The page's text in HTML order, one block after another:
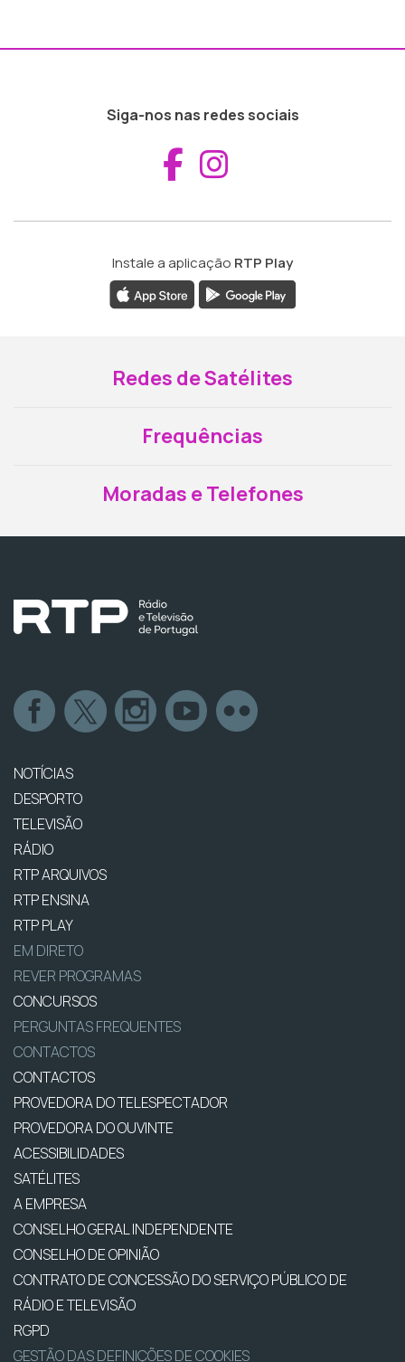
Siga-nos nas redes sociais
Aceder ao
Instale a aplicação RTP Play
Redes de Satélites
Frequências
Moradas e Telefones
NOTÍCIAS
DESPORTO
TELEVISÃO
RÁDIO
RTP ARQUIVOS
RTP ENSINA
RTP PLAY
EM DIRETO
REVER PROGRAMAS
CONCURSOS
PERGUNTAS FREQUENTES
CONTACTOS
CONTACTOS
PROVEDORA DO TELESPECTADOR
PROVEDORA DO OUVINTE
ACESSIBILIDADES
SATÉLITES
A EMPRESA
CONSELHO GERAL INDEPENDENTE
CONSELHO DE OPINIÃO
CONTRATO DE CONCESSÃO DO SERVIÇO PÚBLICO DE
RÁDIO E TELEVISÃO
RGPD
GESTÃO DAS DEFINIÇÕES DE COOKIES